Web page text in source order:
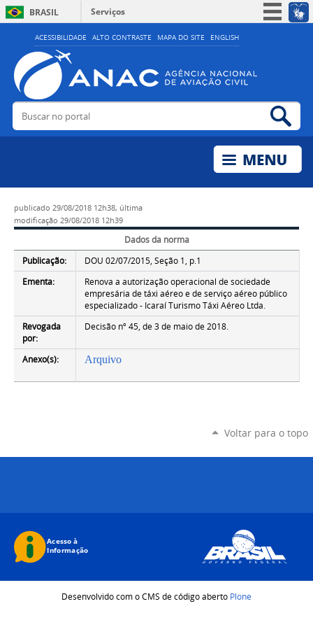
ACESSIBILIDADE ALTO CONTRASTE MAPA DO SITE ENGLISH
BRASIL
Serviços
Simplifique!
Acesso à informação
Legislação
Buscar no portal
publicado 29/08/2018 12h38, última
modificação 29/08/2018 12h39
Dados da norma
Publicação:
DOU 02/07/2015, Seção 1, p.1
Ementa:
Renova a autorização operacional de sociedade
empresária de táxi aéreo e de serviço aéreo público
especializado - Icaraí Turismo Táxi Aéreo Ltda.
Revogada
por:
Decisão nº 45, de 3 de maio de 2018.
Anexo(s): Arquivo
Voltar para o topo
Desenvolvido com o CMS de código aberto Plone